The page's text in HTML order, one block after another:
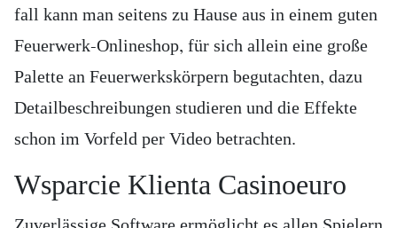
fall kann man seitens zu Hause aus in einem guten
Feuerwerk-Onlineshop, für sich allein eine große
Palette an Feuerwerkskörpern begutachten, dazu
Detailbeschreibungen studieren und die Effekte
schon im Vorfeld per Video betrachten.
Wsparcie Klienta Casinoeuro